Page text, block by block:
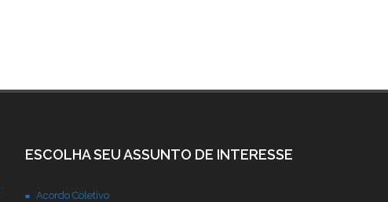
ESCOLHA SEU ASSUNTO DE INTERESSE
Acordo Coletivo